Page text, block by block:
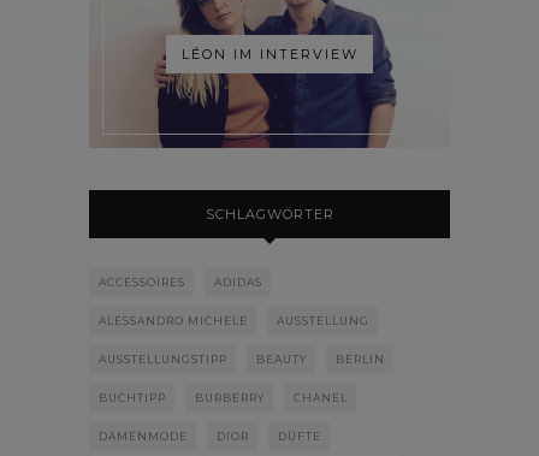
LÉON IM INTERVIEW
SCHLAGWÖRTER
ACCESSOIRES ADIDAS
ALESSANDRO MICHELE AUSSTELLUNG
AUSSTELLUNGSTIPP BEAUTY BERLIN
BUCHTIPP BURBERRY CHANEL
DAMENMODE DIOR DÜFTE